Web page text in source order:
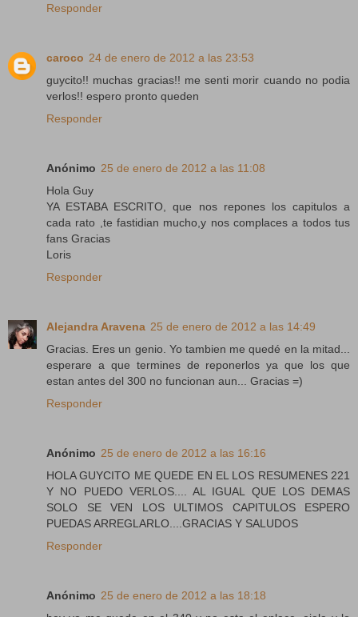
Responder
caroco 24 de enero de 2012 a las 23:53
guycito!! muchas gracias!! me senti morir cuando no podia
verlos!! espero pronto queden
Responder
Anónimo 25 de enero de 2012 a las 11:08
Hola Guy
YA ESTABA ESCRITO, que nos repones los capitulos a
cada rato ,te fastidian mucho,y nos complaces a todos tus
fans Gracias
Loris
Responder
Alejandra Aravena 25 de enero de 2012 a las 14:49
Gracias. Eres un genio. Yo tambien me quedé en la mitad...
esperare a que termines de reponerlos ya que los que
estan antes del 300 no funcionan aun... Gracias =)
Responder
Anónimo 25 de enero de 2012 a las 16:16
HOLA GUYCITO ME QUEDE EN EL LOS RESUMENES 221
Y NO PUEDO VERLOS.... AL IGUAL QUE LOS DEMAS
SOLO SE VEN LOS ULTIMOS CAPITULOS ESPERO
PUEDAS ARREGLARLO....GRACIAS Y SALUDOS
Responder
Anónimo 25 de enero de 2012 a las 18:18